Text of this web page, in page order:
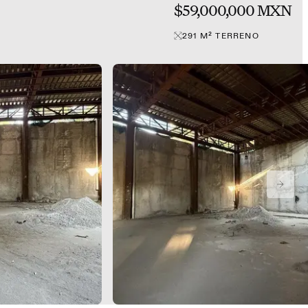
$59,000,000 MXN
291 M²TERRENO